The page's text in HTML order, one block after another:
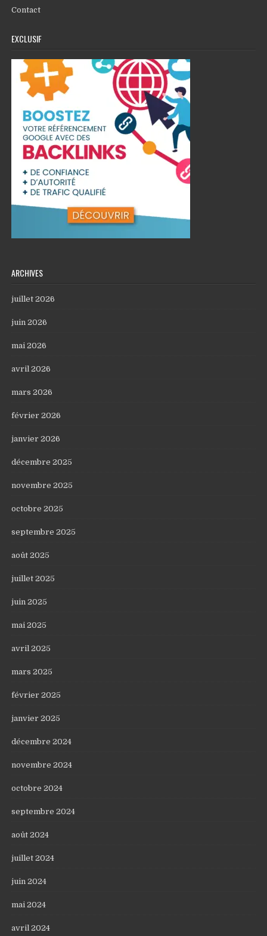
Contact
EXCLUSIF
ARCHIVES
juillet 2026
juin 2026
mai 2026
avril 2026
mars 2026
février 2026
janvier 2026
décembre 2025
novembre 2025
octobre 2025
septembre 2025
août 2025
juillet 2025
juin 2025
mai 2025
avril 2025
mars 2025
février 2025
janvier 2025
décembre 2024
novembre 2024
octobre 2024
septembre 2024
août 2024
juillet 2024
juin 2024
mai 2024
avril 2024